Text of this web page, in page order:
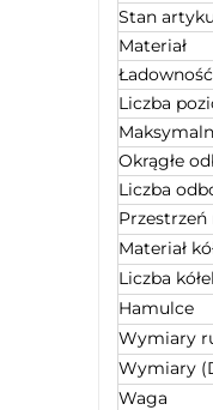
Stan
Materiał
Ładowność
Liczba
Okrągłe
Liczba
Materiał
Liczba
Hamulce
Wymiary
Wymiary
Waga